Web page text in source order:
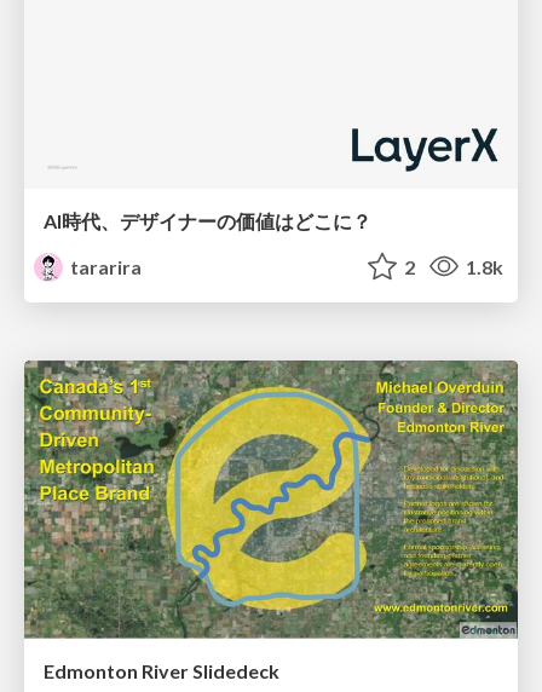
AI時代、デザイナーの価値はどこに？
tararira
2 1.8k
Edmonton River Slidedeck